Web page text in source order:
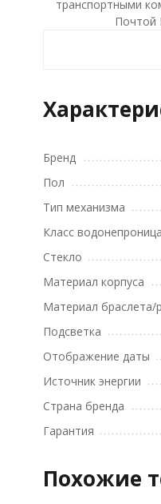
транспортными
Почтой
Бренд
Пол
Тип механизма
Класс
Стекло
Материал корпуса
Материал браслета/
Подсветка
Отображение даты
Источник энергии
Страна бренда
Гарантия
Похожие